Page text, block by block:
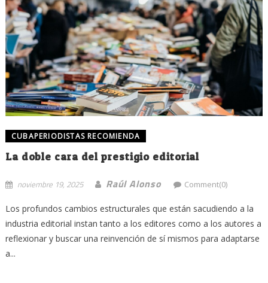
CUBAPERIODISTAS RECOMIENDA
La doble cara del prestigio editorial
noviembre 19, 2025 Raúl Alonso Comment(0)
Los profundos cambios estructurales que están sacudiendo a la
industria editorial instan tanto a los editores como a los autores a
reflexionar y buscar una reinvención de sí mismos para adaptarse
a...